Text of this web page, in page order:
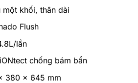
một khối, thân dài
Flush
lần
chống bám bẩn
380 x 645 mm